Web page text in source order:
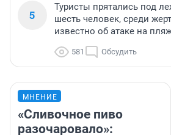
5
Туристы прятались под
шесть человек, среди
известно об атаке на
581 Обсудить
МНЕНИЕ
«Сливочное пиво
разочаровало»: